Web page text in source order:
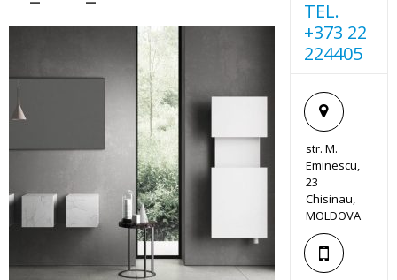
TEL.
+373 22
224405
str. M.
Eminescu,
23
Chisinau,
MOLDOVA